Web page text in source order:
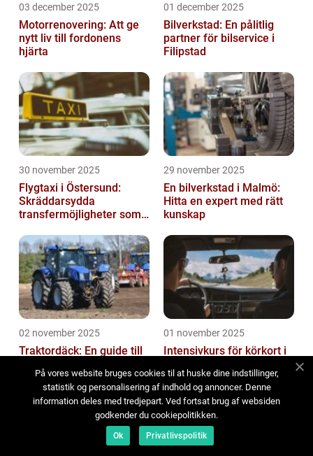
03 december 2025
Motorrenovering: Att ge
nytt liv till fordonens
hjärta
01 december 2025
Bilverkstad: En pålitlig
partner för bilservice i
Filipstad
30 november 2025
Flygtaxi i Östersund:
Skräddarsydda
transfermöjligheter som
29 november 2025
En bilverkstad i Malmö:
Hitta en expert med rätt
kunskap
02 november 2025
Traktordäck: En guide till
01 november 2025
Intensivkurs för körkort i
till frihet på vägarna
På vores website bruges cookies til at huske dine indstillinger,
statistik og personalisering af indhold og annoncer. Denne
information deles med tredjepart. Ved fortsat brug af websiden
godkender du cookiepolitikken.
Ok Privatlivspolitik